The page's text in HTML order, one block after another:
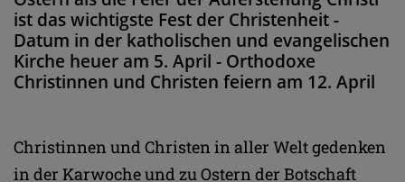
ist das wichtigste Fest der Christenheit -
Datum in der katholischen und evangelischen
Kirche heuer am 5. April - Orthodoxe
Christinnen und Christen feiern am 12. April
Christinnen und Christen in aller Welt gedenken
in der Karwoche und zu Ostern der Botschaft